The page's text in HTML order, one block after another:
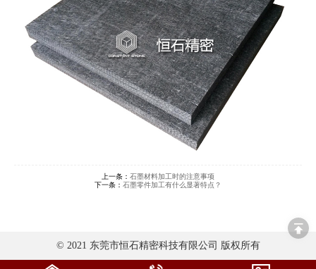
上一条： 石墨材料加工时的注意事项
下一条： 石墨零件加工有什么显著特点？
© 2021 东莞市恒石精密科技有限公司 版权所有